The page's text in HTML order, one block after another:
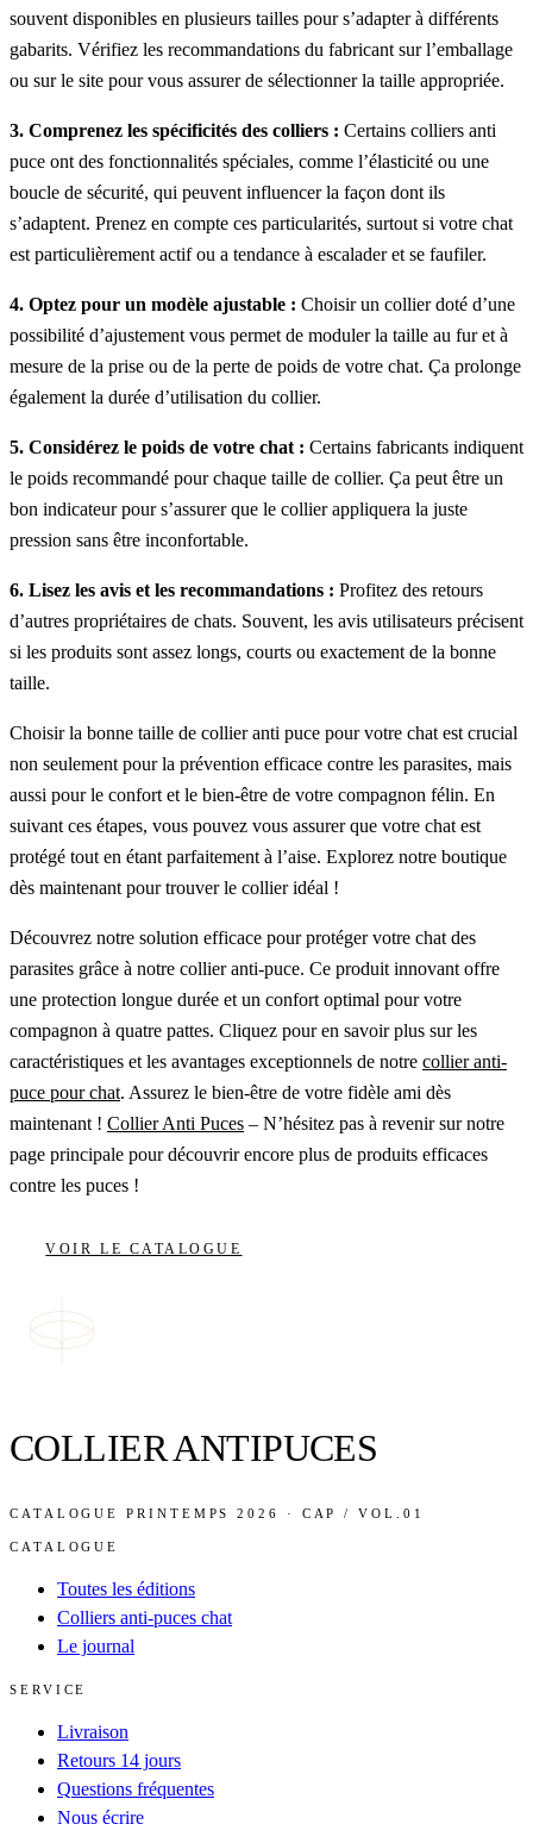
souvent disponibles en plusieurs tailles pour s’adapter à différents
gabarits. Vérifiez les recommandations du fabricant sur l’emballage
ou sur le site pour vous assurer de sélectionner la taille appropriée.
3. Comprenez les spécificités des colliers : Certains colliers anti
puce ont des fonctionnalités spéciales, comme l’élasticité ou une
boucle de sécurité, qui peuvent influencer la façon dont ils
s’adaptent. Prenez en compte ces particularités, surtout si votre chat
est particulièrement actif ou a tendance à escalader et se faufiler.
4. Optez pour un modèle ajustable : Choisir un collier doté d’une
possibilité d’ajustement vous permet de moduler la taille au fur et à
mesure de la prise ou de la perte de poids de votre chat. Ça prolonge
également la durée d’utilisation du collier.
5. Considérez le poids de votre chat : Certains fabricants indiquent
le poids recommandé pour chaque taille de collier. Ça peut être un
bon indicateur pour s’assurer que le collier appliquera la juste
pression sans être inconfortable.
6. Lisez les avis et les recommandations : Profitez des retours
d’autres propriétaires de chats. Souvent, les avis utilisateurs précisent
si les produits sont assez longs, courts ou exactement de la bonne
taille.
Choisir la bonne taille de collier anti puce pour votre chat est crucial
non seulement pour la prévention efficace contre les parasites, mais
aussi pour le confort et le bien-être de votre compagnon félin. En
suivant ces étapes, vous pouvez vous assurer que votre chat est
protégé tout en étant parfaitement à l’aise. Explorez notre boutique
dès maintenant pour trouver le collier idéal !
Découvrez notre solution efficace pour protéger votre chat des
parasites grâce à notre collier anti-puce. Ce produit innovant offre
une protection longue durée et un confort optimal pour votre
compagnon à quatre pattes. Cliquez pour en savoir plus sur les
caractéristiques et les avantages exceptionnels de notre collier anti-
puce pour chat. Assurez le bien-être de votre fidèle ami dès
maintenant ! Collier Anti Puces – N’hésitez pas à revenir sur notre
page principale pour découvrir encore plus de produits efficaces
contre les puces !
VOIR LE CATALOGUE
COLLIER ANTIPUCES
CATALOGUE PRINTEMPS 2026 · CAP / VOL.01
CATALOGUE
Toutes les éditions
Colliers anti-puces chat
Le journal
SERVICE
Livraison
Retours 14 jours
Questions fréquentes
Nous écrire